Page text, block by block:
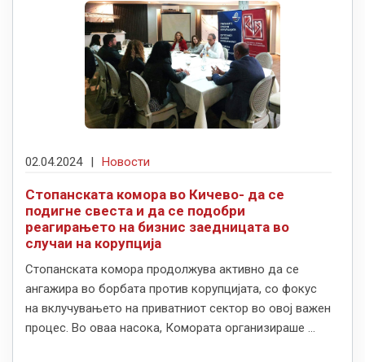
02.04.2024 | Новости
Стопанската комора во Кичево- да се
подигне свеста и да се подобри
реагирањето на бизнис заедницата во
случаи на корупција
Стопанската комора продолжува активно да се
ангажира во борбата против корупцијата, со фокус
на вклучувањето на приватниот сектор во овој важен
процес. Во оваа насока, Комората организираше ...